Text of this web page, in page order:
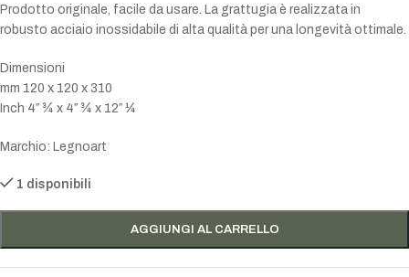
Prodotto originale, facile da usare. La grattugia è realizzata in
robusto acciaio inossidabile di alta qualità per una longevità ottimale.
Dimensioni
mm 120 x 120 x 310
Inch 4″ ¾ x 4″ ¾ x 12″ ¼
Marchio: Legnoart
1 disponibili
AGGIUNGI AL CARRELLO